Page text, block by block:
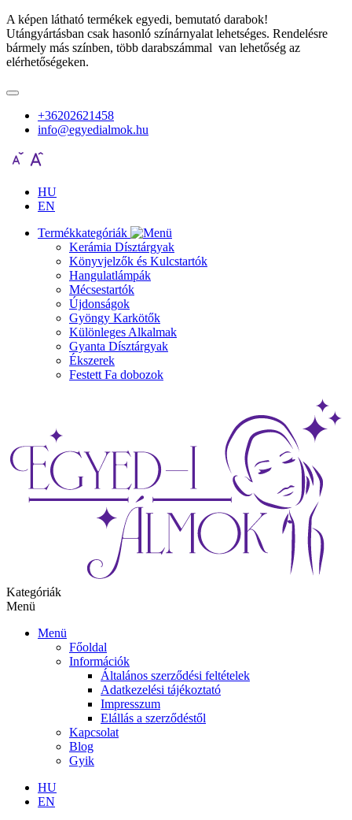
A képen látható termékek egyedi, bemutató darabok!
Utángyártásban csak hasonló színárnyalat lehetséges. Rendelésre
bármely más színben, több darabszámmal van lehetőség az
elérhetőségeken.
+36202621458
info@egyedialmok.hu
HU
EN
Termékkategóriák
Kerámia Dísztárgyak
Könyvjelzők és Kulcstartók
Hangulatlámpák
Mécsestartók
Újdonságok
Gyöngy Karkötők
Különleges Alkalmak
Gyanta Dísztárgyak
Ékszerek
Festett Fa dobozok
Kategóriák
Menü
Menü
Főoldal
Információk
Általános szerződési feltételek
Adatkezelési tájékoztató
Impresszum
Elállás a szerződéstől
Kapcsolat
Blog
Gyik
HU
EN